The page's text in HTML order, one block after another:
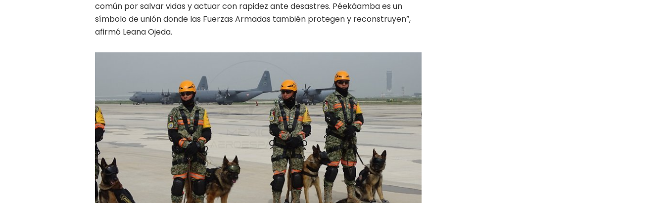
común por salvar vidas y actuar con rapidez ante desastres. Péekáamba es un
símbolo de unión donde las Fuerzas Armadas también protegen y reconstruyen”,
afirmó Leana Ojeda.